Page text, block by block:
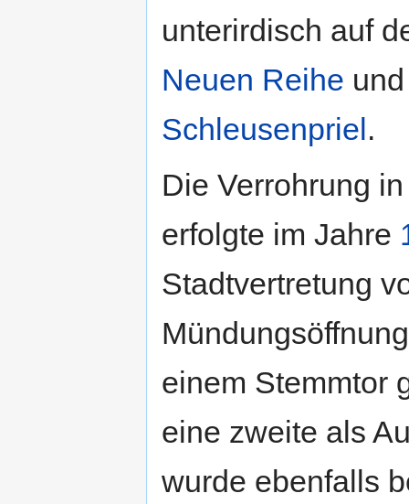
unterirdisch auf
Neuen Reihe
Schleusenpriel.
Die Verrohrung
erfolgte im Jahre
Stadtvertretung
einem Stemmtor
eine zweite als
wurde ebenfalls